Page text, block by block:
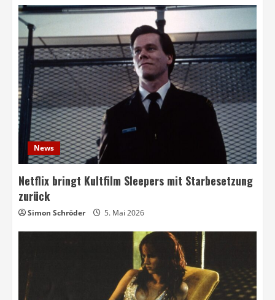
News
Netflix bringt Kultfilm Sleepers mit Starbesetzung
zurück
Simon Schröder 5. Mai 2026